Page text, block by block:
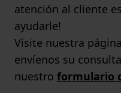
atención al cliente
ayudarle!
Visite nuestra
envíenos su
nuestro formulario